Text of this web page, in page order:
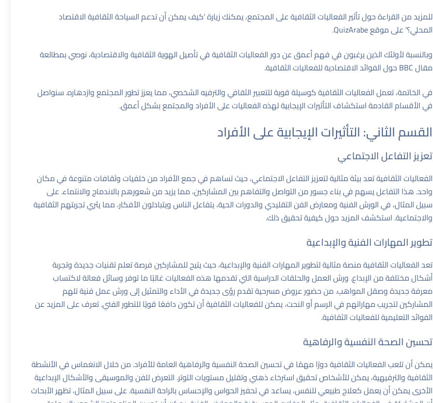
للمزيد من القراءة حول تأثير الفعاليات الثقافية على المجتمع، يمكنك زيارة'كيف يمكن أن تدعم السياحة الثقافية الاقتصاد
المحلي؟' على موقع QuizArabe
.
وبالنسبة لأولئك الذين يرغبون في فهم أعمق عن دور الفعاليات الثقافية في تأصيل الهوية الثقافية والاقتصادية، نوصي بمطالعة
مقالBBC حول الفوائد الاقتصادية للفعاليات الثقافية
.
في الخاتمة، تعمل الفعاليات الثقافية كوسيلة قوية للتعبير الثقافي والترفيه الشخصي، مما يعزز تطور المجتمع وازدهاره. سنواصل
في الأقسام القادمة استكشاف التأثيرات الإيجابية لهذه الفعاليات على الأفراد والمجتمع بشكل أعمق.
القسم الثاني: التأثيرات الإيجابية على الأفراد
تعزيز التفاعل الاجتماعي
الفعاليات الثقافية تعد بيئة مثالية لتعزيز التفاعل الاجتماعي، حيث تساهم في جمع الأفراد من خلفيات وثقافات متنوعة في مكان
واحد. هذا التفاعل يسهم في بناء جسور من التواصل والتفاهم بين المشاركين، مما يزيد من شعورهم بالاندماج والانتماء. على
سبيل المثال، في الورش الفنية ومعارض الفن التقليدي والدورات الحية، يتفاعل الناس ويتبادلون الأفكار، مما يثري تجربتهم الثقافية
والاجتماعية. استكشف المزيد حول كيفية تحقيق ذلك.
تطوير المهارات الفنية والإبداعية
تعد الفعاليات الثقافية منصة مثالية لتطوير المهارات الفنية والإبداعية، حيث يتيح للمشاركين فرصة تعلم تقنيات جديدة وتجربة
أشكال مختلفة من الإبداع. ورش العمل والحلقات الدراسية التي تقدمها هذه الفعاليات غالبًا ما توفر وسائل فعالة لاكتساب
معرفة جديدة وصقل المواهب. من حضور عروض مسرحية تقدم رؤى جديدة في الأداء والتمثيل إلى ورش عمل فنية تلهم
المشاركين لتجريب مهاراتهم في الرسم أو النحت، يمكن للفعاليات الثقافية أن تكون دافعًا قويًا للتطور الفني.تعرف على المزيد عن
الفوائد التعليمية للفعاليات الثقافية.
تحسين الصحة النفسية والرفاهية
يمكن أن تلعب الفعاليات الثقافية دورًا مهمًا في تحسين الصحة النفسية والرفاهية العامة للأفراد. من خلال الانغماس في الأنشطة
الثقافية والترفيهية، يمكن للأشخاص تحقيق استرخاء ذهني وتقليل مستويات التوتر. التعرض للفن والموسيقى والأشكال الإبداعية
الأخرى يمكن أن يعمل كعلاج طبيعي للنفس، يساعد في تحفيز الحواس والإحساس بالراحة النفسية. على سبيل المثال، تظهر الأبحاث